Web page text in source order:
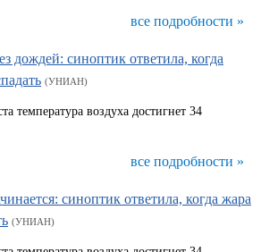
все подробности »
дождей: синоптик ответила, когда
(УНИАН)
температура воздуха достигнет 34
все подробности »
синоптик ответила, когда жара
(УНИАН)